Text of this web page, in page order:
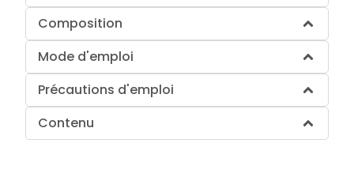
Composition
Mode d'emploi
Précautions d'emploi
Contenu